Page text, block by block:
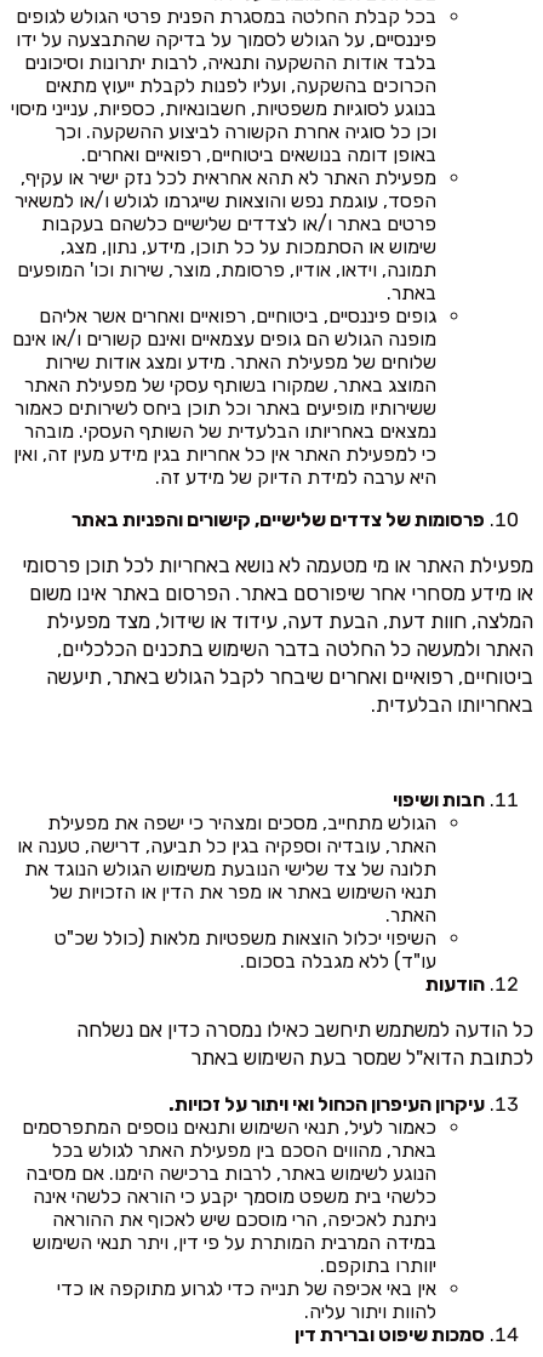
בכל קבלת החלטה במסגרת הפנית פרטי הגולש לגופים
פיננסיים, על הגולש לסמוך על בדיקה שהתבצעה על ידו
בלבד אודות ההשקעה ותנאיה, לרבות יתרונות וסיכונים
הכרוכים בהשקעה, ועליו לפנות לקבלת ייעוץ מתאים
בנוגע לסוגיות משפטיות, חשבונאיות, כספיות, ענייני מיסוי
וכן כל סוגיה אחרת הקשורה לביצוע ההשקעה. וכך
באופן דומה בנושאים ביטוחיים, רפואיים ואחרים.
מפעילת האתר לא תהא אחראית לכל נזק ישיר או עקיף,
הפסד, עוגמת נפש והוצאות שייגרמו לגולש ו/או למשאיר
פרטים באתר ו/או לצדדים שלישיים כלשהם בעקבות
שימוש או הסתמכות על כל תוכן, מידע, נתון, מצג,
תמונה, וידאו, אודיו, פרסומת, מוצר, שירות וכו' המופעים
באתר.
גופים פיננסיים, ביטוחיים, רפואיים ואחרים אשר אליהם
מופנה הגולש הם גופים עצמאיים ואינם קשורים ו/או אינם
שלוחים של מפעילת האתר. מידע ומצג אודות שירות
המוצג באתר, שמקורו בשותף עסקי של מפעילת האתר
ששירותיו מופיעים באתר וכל תוכן ביחס לשירותים כאמור
נמצאים באחריותו הבלעדית של השותף העסקי. מובהר
כי למפעילת האתר אין כל אחריות בגין מידע מעין זה, ואין
היא ערבה למידת הדיוק של מידע זה.
פרסומות של צדדים שלישיים, קישורים והפניות באתר
מפעילת האתר או מי מטעמה לא נושא באחריות לכל תוכן פרסומי
או מידע מסחרי אחר שיפורסם באתר. הפרסום באתר אינו משום
המלצה, חוות דעת, הבעת דעה, עידוד או שידול, מצד מפעילת
האתר ולמעשה כל החלטה בדבר השימוש בתכנים הכלכליים,
ביטוחיים, רפואיים ואחרים שיבחר לקבל הגולש באתר, תיעשה
באחריותו הבלעדית.
חבות ושיפוי
הגולש מתחייב, מסכים ומצהיר כי ישפה את מפעילת
האתר, עובדיה וספקיה בגין כל תביעה, דרישה, טענה או
תלונה של צד שלישי הנובעת משימוש הגולש הנוגד את
תנאי השימוש באתר או מפר את הדין או הזכויות של
האתר.
השיפוי יכלול הוצאות משפטיות מלאות (כולל שכ"ט
עו"ד) ללא מגבלה בסכום.
הודעות
כל הודעה למשתמש תיחשב כאילו נמסרה כדין אם נשלחה
לכתובת הדוא"ל שמסר בעת השימוש באתר
עיקרון העיפרון הכחול ואי ויתור על זכויות.
כאמור לעיל, תנאי השימוש ותנאים נוספים המתפרסמים
באתר, מהווים הסכם בין מפעילת האתר לגולש בכל
הנוגע לשימוש באתר, לרבות ברכישה הימנו. אם מסיבה
כלשהי בית משפט מוסמך יקבע כי הוראה כלשהי אינה
ניתנת לאכיפה, הרי מוסכם שיש לאכוף את ההוראה
במידה המרבית המותרת על פי דין, ויתר תנאי השימוש
יוותרו בתוקפם.
אין באי אכיפה של תנייה כדי לגרוע מתוקפה או כדי
להוות ויתור עליה.
סמכות שיפוט וברירת דין